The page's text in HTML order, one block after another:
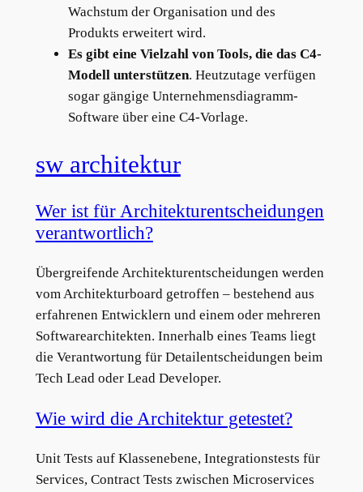
Wachstum der Organisation und des
Produkts erweitert wird.
Es gibt eine Vielzahl von Tools, die das C4-
Modell unterstützen. Heutzutage verfügen
sogar gängige Unternehmensdiagramm-
Software über eine C4-Vorlage.
sw architektur
Wer ist für Architekturentscheidungen
verantwortlich?
Übergreifende Architekturentscheidungen werden
vom Architekturboard getroffen – bestehend aus
erfahrenen Entwicklern und einem oder mehreren
Softwarearchitekten. Innerhalb eines Teams liegt
die Verantwortung für Detailentscheidungen beim
Tech Lead oder Lead Developer.
Wie wird die Architektur getestet?
Unit Tests auf Klassenebene, Integrationstests für
Services, Contract Tests zwischen Microservices